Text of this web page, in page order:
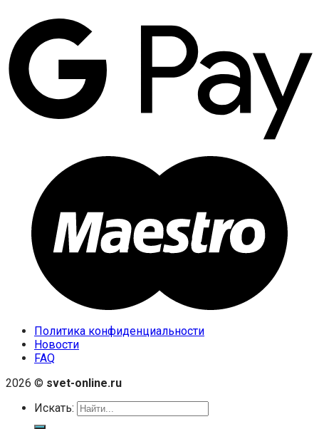
Политика конфиденциальности
Новости
FAQ
2026 © svet-online.ru
Искать: